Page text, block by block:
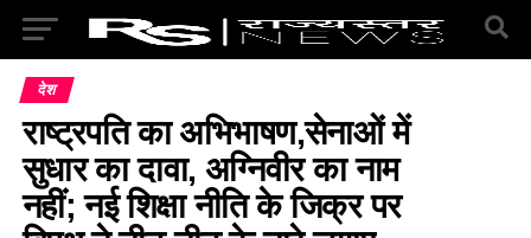
देश
राष्ट्रपति का अभिभाषण,​​​​​​​सेनाओं में
सुधार का दावा, अग्निवीर का नाम
नहीं; नई शिक्षा नीति के जिक्र पर